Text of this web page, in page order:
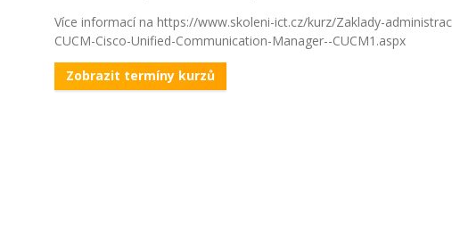
Více informací na https://www.skoleni-ict.cz/kurz/Zaklady-
CUCM-Cisco-Unified-Communication-Manager--CUCM1.aspx
Zobrazit termíny kurzů